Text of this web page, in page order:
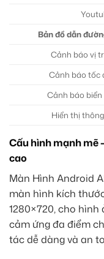
Bản đồ dẫn
Cảnh báo vị
Cảnh báo tốc
Cảnh báo
Hiển thị
Cấu hình mạnh mẽ
cao
Màn Hình Android
màn hình kích
1280×720, cho
cảm ứng đa điểm
tác dễ dàng và an